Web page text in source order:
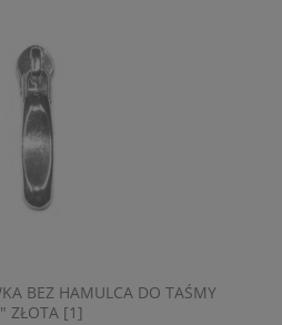
BEZ HAMULCA DO TAŚMY
ZŁOTA [1]